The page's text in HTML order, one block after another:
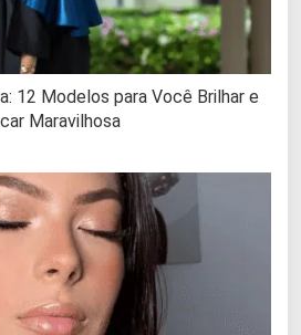
12 Modelos para Você Brilhar e
Maravilhosa